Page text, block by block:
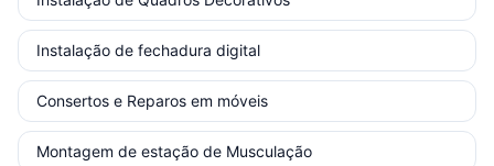
Instalação de fechadura digital
Consertos e Reparos em móveis
Montagem de estação de Musculação